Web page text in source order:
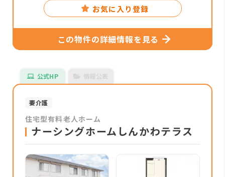
お気に入り登録
この物件の詳細情報を見る
公式HP
要介護
住宅型有料老人ホーム
ナーシングホームしんかわテラス